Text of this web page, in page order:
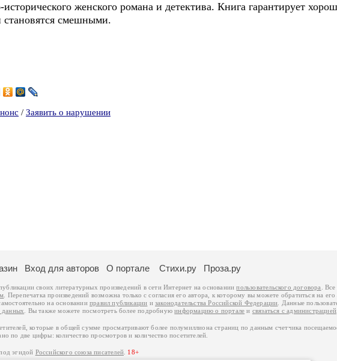
женского романа и детектива. Книга гарантирует
становятся смешными.
/ Заявить о нарушении
Вход для авторов О портале Стихи.ру Проза.ру
своих литературных произведений в сети Интернет на основаниипользовательского договора
.
. Перепечатка произведений возможна только с согласия его автора, к которому вы можете обратиться на его
на основанииправил публикации изаконодательства Российской Федерации . Данные
данных . Вы также можете посмотреть более подробнуюинформацию о портале и связаться с администрацией
которые в общей сумме просматривают более полумиллиона страниц по данным счетчика
по две цифры: количество просмотров и количество посетителей.
эгидой Российского союза писателей 18+